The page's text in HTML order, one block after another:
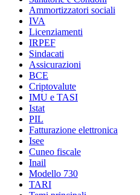
Ammortizzatori sociali
IVA
Licenziamenti
IRPEF
Sindacati
Assicurazioni
BCE
Criptovalute
IMU e TASI
Istat
PIL
Fatturazione elettronica
Isee
Cuneo fiscale
Inail
Modello 730
TARI